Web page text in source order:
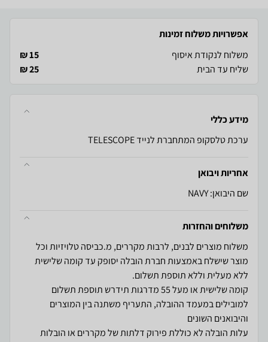
אפשרויות משלוח זמינות
משלוח לנקודת איסוף
15 ₪
שליח עד הבית
25 ₪
מידע כללי
ערכת טלסקופ המתחברת לנייד TELESCOPE
אחריות ויבואן
שם היבואן: NAVY
משלוחים והחזרות
משלוח מוצרים לבנים, לרבות מקררים, מ.כביסה טלויזיות וכל
מוצר שישלח באמצעות חברת הובלה יסופק עד קומה שלישית
קומה שלישית או מעל 55 מדרגות תידרש תוספת תשלום
למובילים במעמד ההובלה, התעריף משתנה בין המוצרים
עלות הובלה לא כוללת פירוק דלתות של מקררים או הובלות